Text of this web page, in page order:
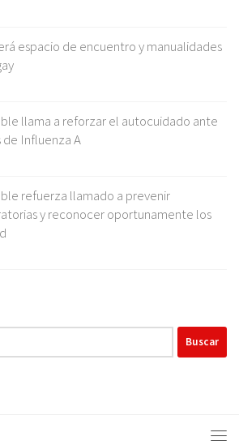
espacio de encuentro y manualidades
llama a reforzar el autocuidado ante
Influenza A
refuerza llamado a prevenir
y reconocer oportunamente los